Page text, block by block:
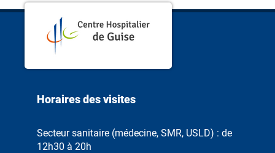
Horaires des visites
Secteur sanitaire (médecine, SMR, USLD) : de
12h30 à 20h